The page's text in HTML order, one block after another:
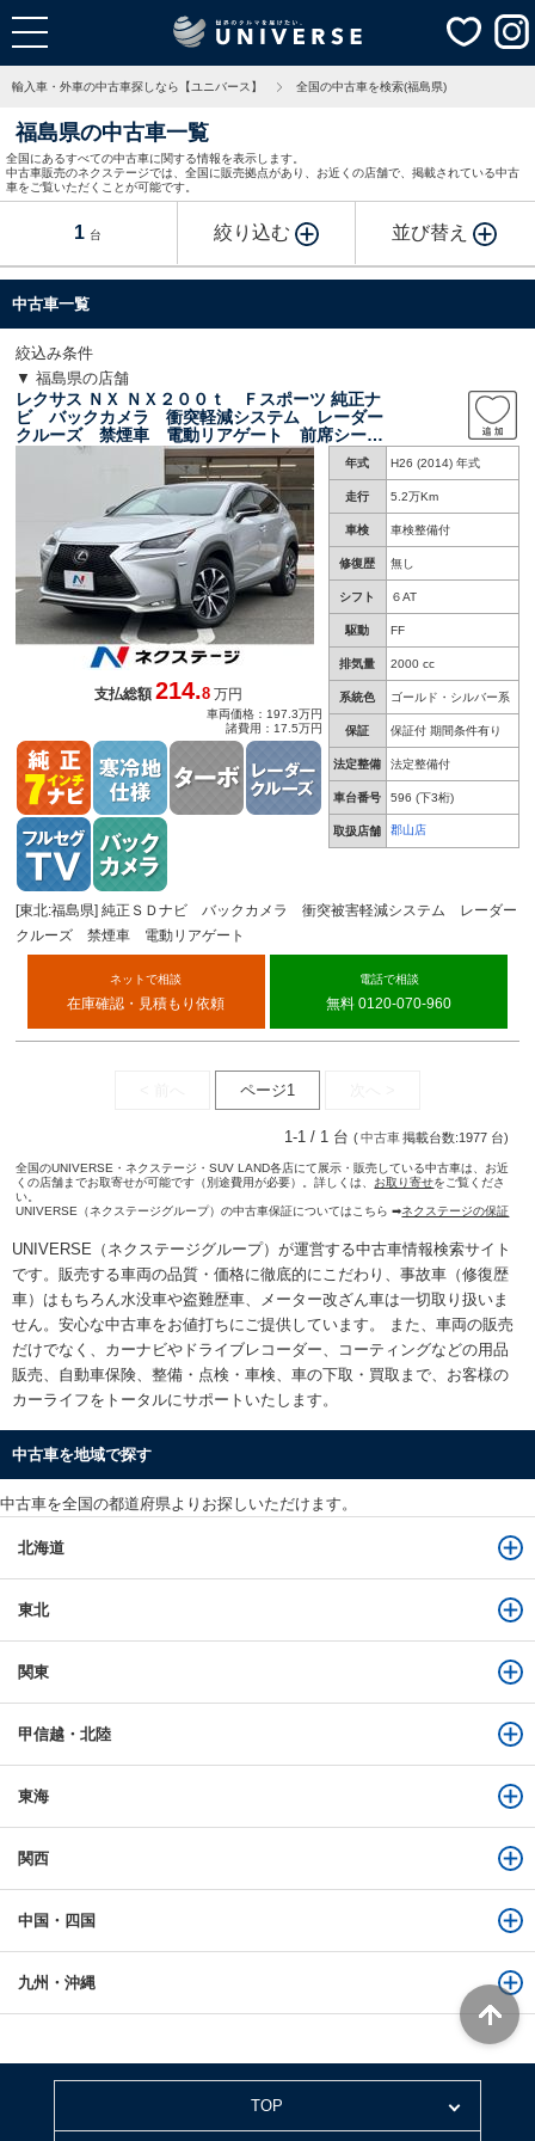
輸入車・外車の中古車探しなら【ユニバース】 全国の中古車を検索(福島県)
福島県の中古車一覧
全国にあるすべての中古車に関する情報を表示します。
中古車販売のネクステージでは、全国に販売拠点があり、お近くの店舗で、掲載されている中古
車をご覧いただくことが可能です。
1 台 絞り込む 並び替え
中古車一覧
絞込み条件
▼ 福島県の店舗
レクサス ＮＸ ＮＸ２００ｔ Ｆスポーツ 純正ナ
ビ バックカメラ 衝突軽減システム レーダー
クルーズ 禁煙車 電動リアゲート 前席シート
エアコン コーナーセンサー スマートキー Ｌ
ＥＤヘッド ビルトインＥＴＣ 純正１８インチ
年式 H26 (2014) 年式
走行 5.2万Km
車検 車検整備付
修復歴 無し
シフト ６AT
駆動 FF
排気量 2000 cc
系統色 ゴールド・シルバー系
保証 保証付 期間条件有り
法定整備 法定整備付
車台番号 596 (下3桁)
取扱店舗 郡山店
支払総額214.8 万円
車両価格：197.3万円
諸費用：17.5万円
[東北:福島県] 純正ＳＤナビ バックカメラ 衝突被害軽減システム レーダー
クルーズ 禁煙車 電動リアゲート
ネットで相談
在庫確認・見積もり依頼
電話で相談
無料 0120-070-960
ページ1
1-1 / 1 台 (中古車掲載台数:1977 台)
全国のUNIVERSE・ネクステージ・SUV LAND各店にて展示・販売している中古車は、お近
くの店舗までお取寄せが可能です（別途費用が必要）。詳しくは、 お取り寄せをご覧くださ
い。
UNIVERSE（ネクステージグループ）の中古車保証についてはこちら ➡ネクステージの保証
UNIVERSE（ネクステージグループ）が運営する中古車情報検索サイト
です。販売する車両の品質・価格に徹底的にこだわり、事故車（修復歴
車）はもちろん水没車や盗難歴車、メーター改ざん車は一切取り扱いま
せん。安心な中古車をお値打ちにご提供しています。 また、車両の販売
だけでなく、カーナビやドライブレコーダー、コーティングなどの用品
販売、自動車保険、整備・点検・車検、車の下取・買取まで、お客様の
カーライフをトータルにサポートいたします。
中古車を地域で探す
中古車を全国の都道府県よりお探しいただけます。
北海道
東北
関東
甲信越・北陸
東海
関西
中国・四国
九州・沖縄
TOP